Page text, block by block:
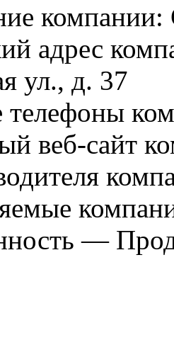
адрес
ул., д. 37
телефоны
веб-сайт
—